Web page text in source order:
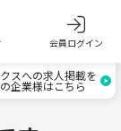
会員ログイン
スへの求人掲載を
企業様はこちら